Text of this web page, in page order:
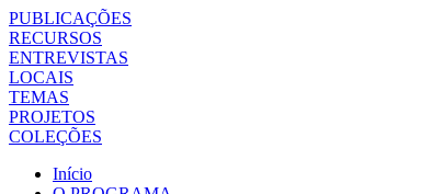
PUBLICAÇÕES
RECURSOS
ENTREVISTAS
LOCAIS
TEMAS
PROJETOS
COLEÇÕES
Início